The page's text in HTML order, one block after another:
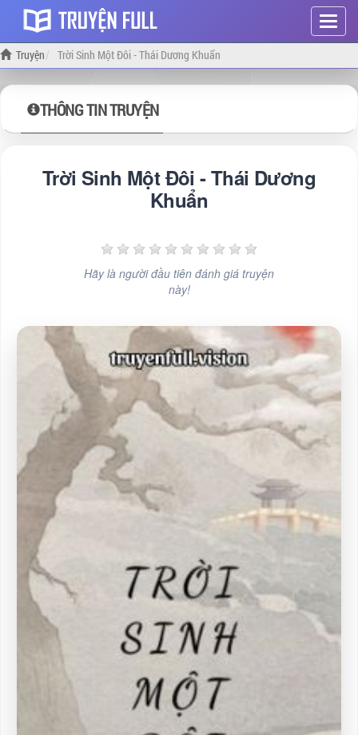
Hiện
menu
Truyện Trời Sinh Một Đôi - Thái Dương Khuẩn
THÔNG TIN TRUYỆN
Trời Sinh Một Đôi - Thái Dương
Khuẩn
Hãy là người đầu tiên đánh giá truyện
này!